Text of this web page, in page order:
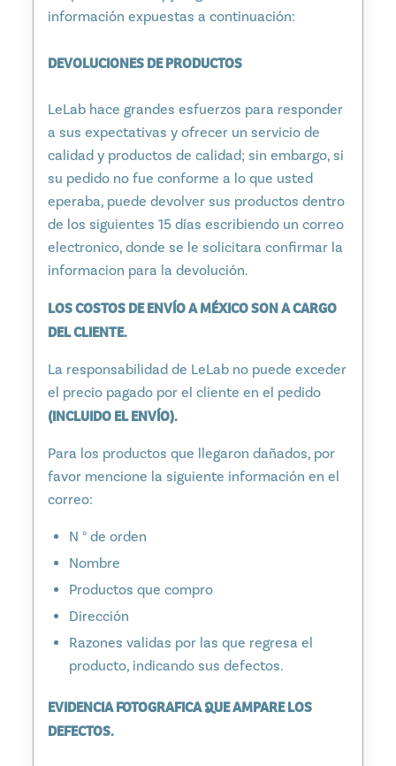
información expuestas a continuación:
DEVOLUCIONES DE PRODUCTOS
LeLab hace grandes esfuerzos para responder
a sus expectativas y ofrecer un servicio de
calidad y productos de calidad; sin embargo, si
su pedido no fue conforme a lo que usted
eperaba, puede devolver sus productos dentro
de los siguientes 15 días escribiendo un correo
electronico, donde se le solicitara confirmar la
informacion para la devolución.
LOS COSTOS DE ENVÍO A MÉXICO SON A CARGO
DEL CLIENTE.
La responsabilidad de LeLab no puede exceder
el precio pagado por el cliente en el pedido
(INCLUIDO EL ENVÍO).
Para los productos que llegaron dañados, por
favor mencione la siguiente información en el
correo:
N ° de orden
Nombre
Productos que compro
Dirección
Razones validas por las que regresa el
producto, indicando sus defectos.
EVIDENCIA FOTOGRAFICA QUE AMPARE LOS
DEFECTOS.